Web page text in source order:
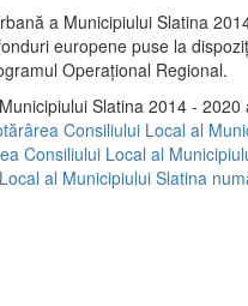
a Municipiului Slatina
europene puse la
Operațional Regional.
Slatina 2014 -
Consiliului Local al
Consiliului Local al
al Municipiului Slatina